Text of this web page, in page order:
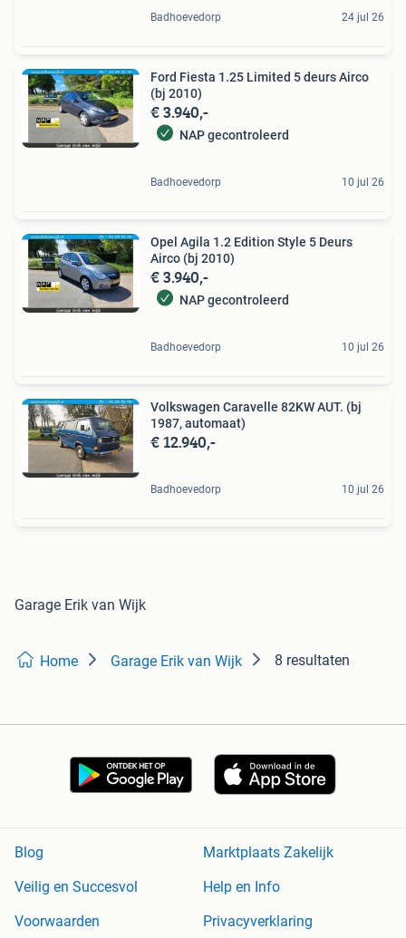
Badhoevedorp 24 jul 26
Ford Fiesta 1.25 Limited 5 deurs Airco
(bj 2010)
€ 3.940,-
NAP gecontroleerd
Badhoevedorp 10 jul 26
Opel Agila 1.2 Edition Style 5 Deurs
Airco (bj 2010)
€ 3.940,-
NAP gecontroleerd
Badhoevedorp 10 jul 26
Volkswagen Caravelle 82KW AUT. (bj
1987, automaat)
€ 12.940,-
Badhoevedorp 10 jul 26
Garage Erik van Wijk
Home Garage Erik van Wijk 8 resultaten
Blog
Marktplaats Zakelijk
Veilig en Succesvol
Help en Info
Voorwaarden
Privacyverklaring